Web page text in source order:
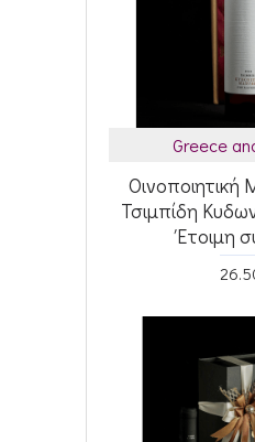
Greece
Τσιμπίδη
Έτοιμη